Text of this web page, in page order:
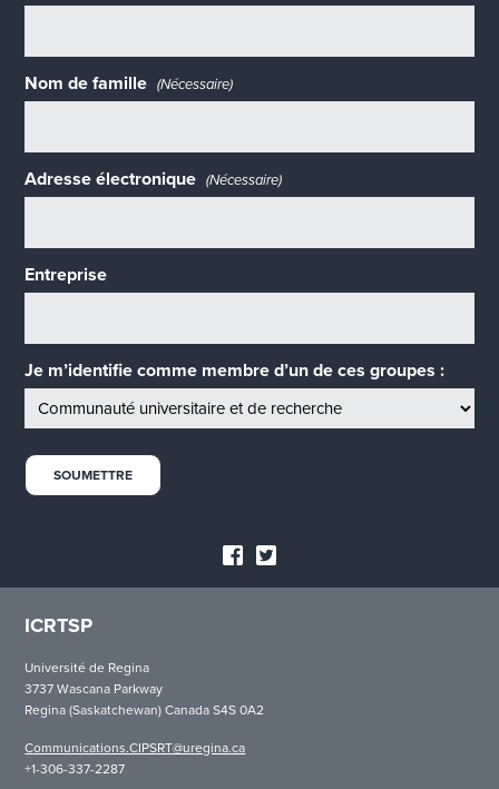
Nom de famille (Nécessaire)
Adresse électronique (Nécessaire)
Entreprise
Je m’identifie comme membre d’un de ces groupes :
ICRTSP
Université de Regina
3737 Wascana Parkway
Regina (Saskatchewan) Canada S4S 0A2
Communications.CIPSRT@uregina.ca
+1-306-337-2287